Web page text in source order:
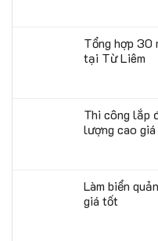
Tổng hợp 30
tại Từ Liêm
Thi công lắp
lượng cao
Làm biển
giá tốt